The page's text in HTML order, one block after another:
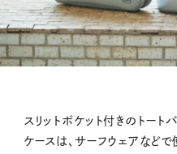
スリットポケット付きのトート
ケースは、サーフウェアなど